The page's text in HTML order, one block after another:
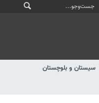
سیستان و بلوچستان